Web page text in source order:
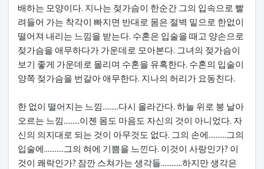
배하는 모양이다. 지나는 젖가슴이 한순간 그의 입속으로 빨
려들어 가는 착각이 빠지면 반대로 몸은 절벽 밑으로 한없이
떨어져 내리는 느낌을 받는다. 수혼은 입술을 때고 양손으로
젖가슴을 애무하다가 가운데로 모아본다. 그녀의 젖가슴이
보기 좋게 가운데로 몰리며 수혼을 유혹한다. 수혼의 입술이
양쪽 젖가슴을 번갈아 애무한다. 지나의 허리가 요동친다.
한 없이 떨어지는 느낌.........다시 올라간다. 하늘 위로 붕 날아
오르는 느낌.........이젠 몸도 마음도 자신의 것이 아니었다. 자
신의 의지대로 되는 것이 아무것도 없다. 그의 손에..........그의
입술에...........그의 혀에 기쁨을 느낀다. 이것이 사랑인가? 이
것이 쾌락인가? 잠깐 스쳐가는 생각들............하지만 생각은